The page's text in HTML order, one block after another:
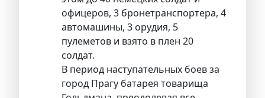
офицеров, 3 бронетранспортера, 4
автомашины, 3 орудия, 5
пулеметов и взято в плен 20
солдат.
В период наступательных боев за
город Прагу батарея товарища